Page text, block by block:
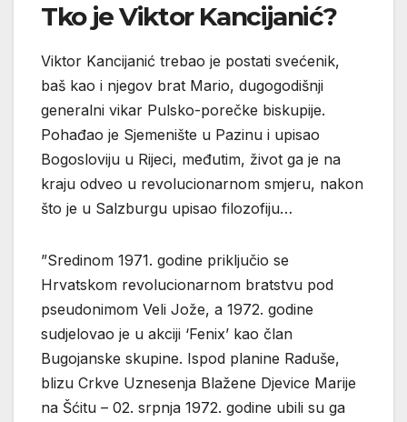
Tko je Viktor Kancijanić?
Viktor Kancijanić trebao je postati svećenik,
baš kao i njegov brat Mario, dugogodišnji
generalni vikar Pulsko-porečke biskupije.
Pohađao je Sjemenište u Pazinu i upisao
Bogosloviju u Rijeci, međutim, život ga je na
kraju odveo u revolucionarnom smjeru, nakon
što je u Salzburgu upisao filozofiju…
”Sredinom 1971. godine priključio se
Hrvatskom revolucionarnom bratstvu pod
pseudonimom Veli Jože, a 1972. godine
sudjelovao je u akciji ‘Fenix’ kao član
Bugojanske skupine. Ispod planine Raduše,
blizu Crkve Uznesenja Blažene Djevice Marije
na Šćitu – 02. srpnja 1972. godine ubili su ga